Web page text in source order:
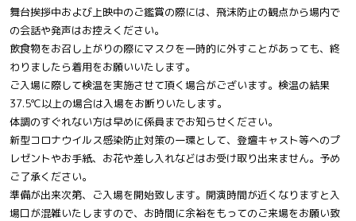
舞台挨拶中および上映中のご鑑賞の際には、飛沫防止の観点から場内で
の会話や発声はお控えください。
飲食物をお召し上がりの際にマスクを一時的に外すことがあっても、終
わりましたら着用をお願いいたします。
ご入場に際して検温を実施させて頂く場合がございます。検温の結果
37.5℃以上の場合は入場をお断りいたします。
体調のすぐれない方は早めに係員までお知らせください。
新型コロナウイルス感染防止対策の一環として、登壇キャスト等へのプ
レゼントやお手紙、お花や差し入れなどはお受け取り出来ません。予め
ご了承ください。
準備が出来次第、ご入場を開始致します。開演時間が近くなりますと入
場口が混雑いたしますので、お時間に余裕をもってのご来場をお願い致